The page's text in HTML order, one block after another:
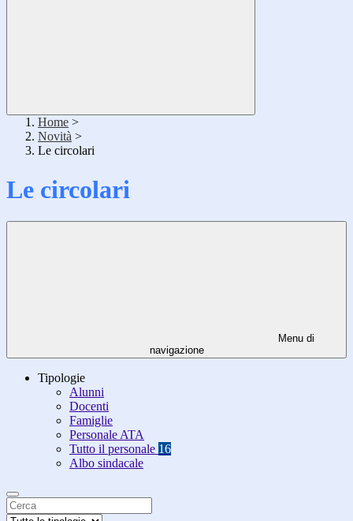
Home >
Novità >
Le circolari
Le circolari
Menu di
navigazione
Tipologie
Alunni
Docenti
Famiglie
Personale ATA
Tutto il personale 16
Albo sindacale